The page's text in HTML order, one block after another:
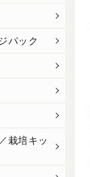
パック
栽培キッ